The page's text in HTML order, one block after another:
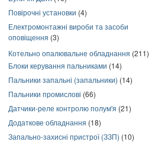
Повірочні установки (4)
Електромонтажні вироби та засоби
оповіщення (3)
Котельно опалювальне обладнання (211)
Блоки керування пальниками (14)
Пальники запальні (запальники) (14)
Пальники промислові (66)
Датчики-реле контролю полум'я (21)
Додаткове обладнання (18)
Запально-захисні пристрої (ЗЗП) (10)